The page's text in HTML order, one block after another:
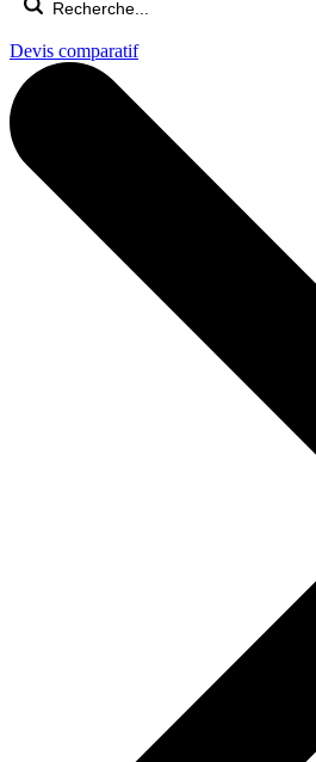
Devis comparatif